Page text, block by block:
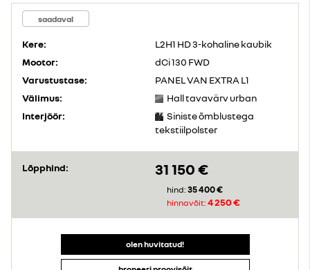
saadaval
Kere:
L2H1 HD 3-kohaline kaubik
Mootor:
dCi 130 FWD
Varustustase:
PANEL VAN EXTRA L1
Välimus:
Hall tavavärv urban
Interjöör:
Siniste õmblustega
tekstiilpolster
Lõpphind: 31 150 €
hind: 35 400 €
hinnavõit: 4 250 €
olen huvitatud!